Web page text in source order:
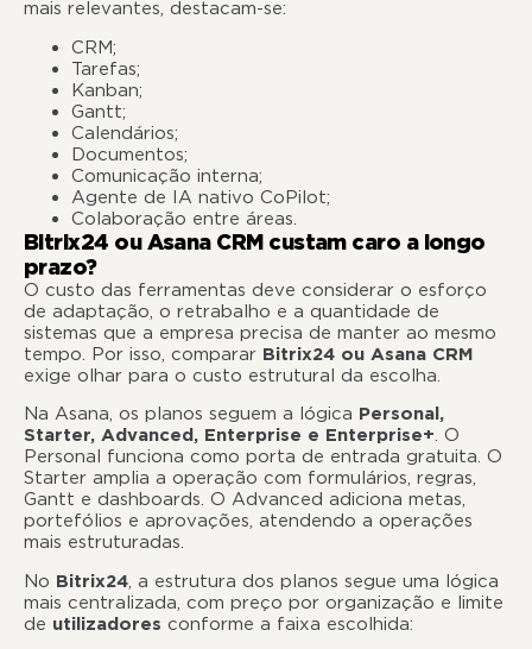
mais relevantes, destacam-se:
CRM;
Tarefas;
Kanban;
Gantt;
Calendários;
Documentos;
Comunicação interna;
Agente de IA nativo CoPilot;
Colaboração entre áreas.
Bitrix24 ou Asana CRM custam caro a longo
prazo?
O custo das ferramentas deve considerar o esforço
de adaptação, o retrabalho e a quantidade de
sistemas que a empresa precisa de manter ao mesmo
tempo. Por isso, comparar Bitrix24 ou Asana CRM
exige olhar para o custo estrutural da escolha.
Na Asana, os planos seguem a lógica Personal,
Starter, Advanced, Enterprise e Enterprise+. O
Personal funciona como porta de entrada gratuita. O
Starter amplia a operação com formulários, regras,
Gantt e dashboards. O Advanced adiciona metas,
portefólios e aprovações, atendendo a operações
mais estruturadas.
No Bitrix24 , a estrutura dos planos segue uma lógica
mais centralizada, com preço por organização e limite
de utilizadores conforme a faixa escolhida: